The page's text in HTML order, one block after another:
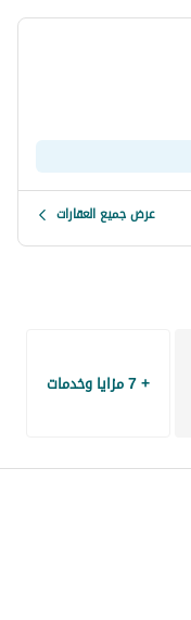
عرض جميع العقارات
+ 7 مزايا وخدمات